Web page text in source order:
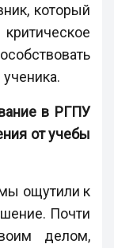
который
в РГПУ
от учебы
ощутили к
Почти
делом,